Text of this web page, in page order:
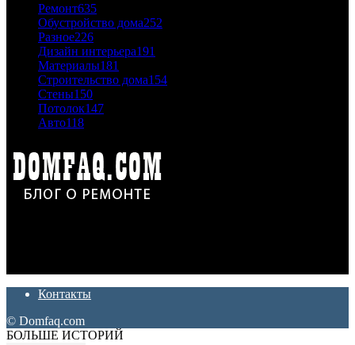
Ремонт635
Обустройство дома252
Разное226
Дизайн интерьера191
Материалы181
Строительство дома154
Стены150
Потолок147
Авто118
Контакты
© Domfaq.com
БОЛЬШЕ ИСТОРИЙ